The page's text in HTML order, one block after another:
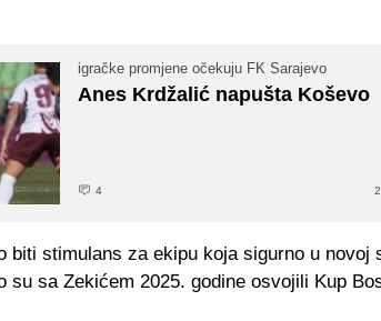
igračke promjene očekuju FK Sarajevo
Anes Krdžalić napušta Koševo
4
biti stimulans za ekipu koja sigurno u novoj
su sa Zekićem 2025. godine osvojili Kup